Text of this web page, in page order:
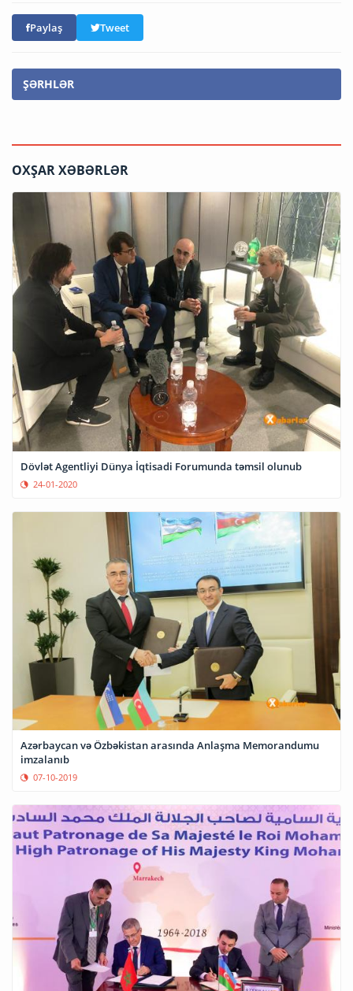
Paylaş Tweet
ŞƏRHLƏR
OXŞAR XƏBƏRLƏR
Dövlət Agentliyi Dünya İqtisadi Forumunda təmsil olunub
24-01-2020
Azərbaycan və Özbəkistan arasında Anlaşma Memorandumu
imzalanıb
07-10-2019